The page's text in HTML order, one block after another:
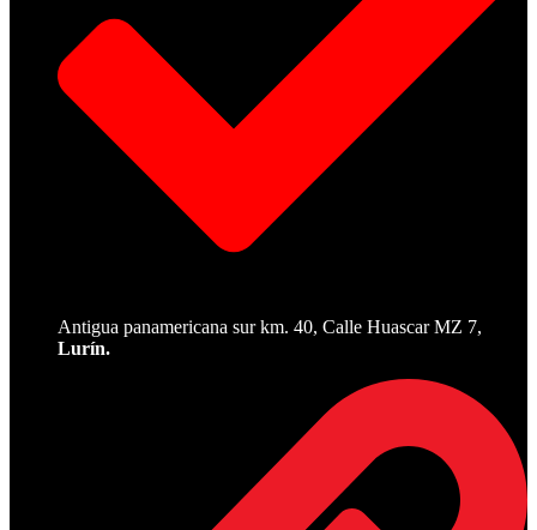
Antigua panamericana sur km. 40, Calle Huascar MZ 7,
Lurín.